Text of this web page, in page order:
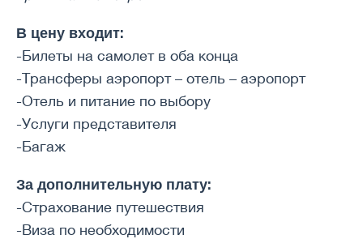
В цену входит:
-Билеты на самолет в оба конца
-Трансферы аэропорт – отель – аэропорт
-Отель и питание по выбору
-Услуги представителя
-Багаж
За дополнительную плату:
-Страхование путешествия
-Виза по необходимости